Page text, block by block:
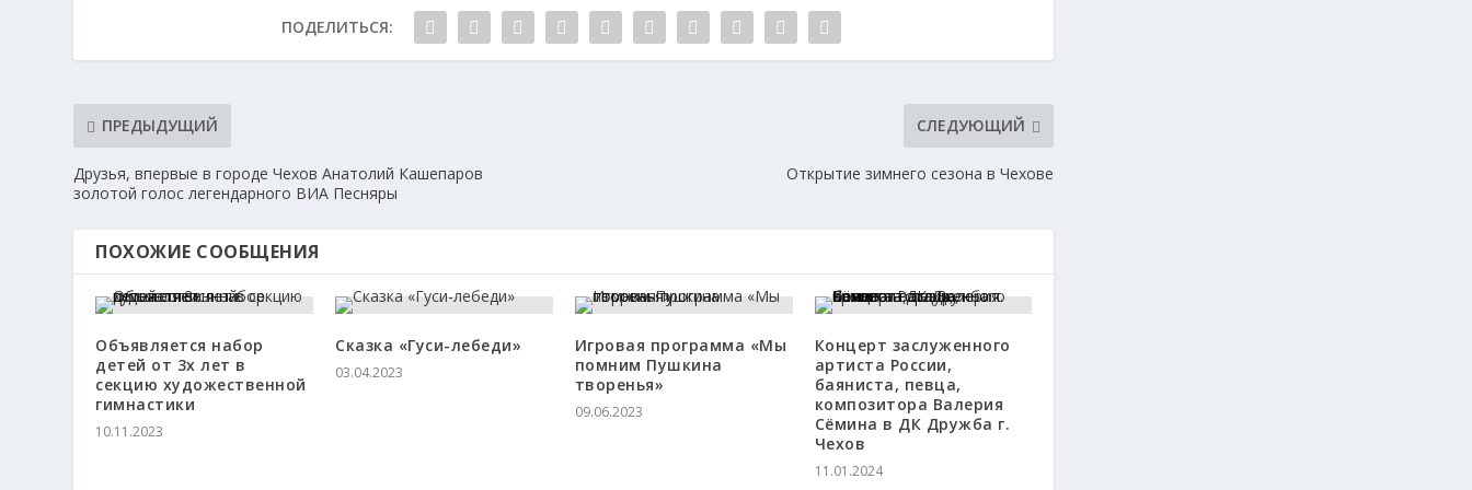
ПОДЕЛИТЬСЯ:
ПРЕДЫДУЩИЙ
Друзья, впервые в городе Чехов Анатолий Кашепаров
золотой голос легендарного ВИА Песняры
СЛЕДУЮЩИЙ
Открытие зимнего сезона в Чехове
ПОХОЖИЕ СООБЩЕНИЯ
Объявляется набор
детей от 3х лет в
секцию художественной
гимнастики
10.11.2023
Сказка «Гуси-лебеди»
03.04.2023
Игровая программа «Мы
помним Пушкина
творенья»
09.06.2023
Концерт заслуженного
артиста России,
баяниста, певца,
композитора Валерия
Сёмина в ДК Дружба г.
Чехов
11.01.2024